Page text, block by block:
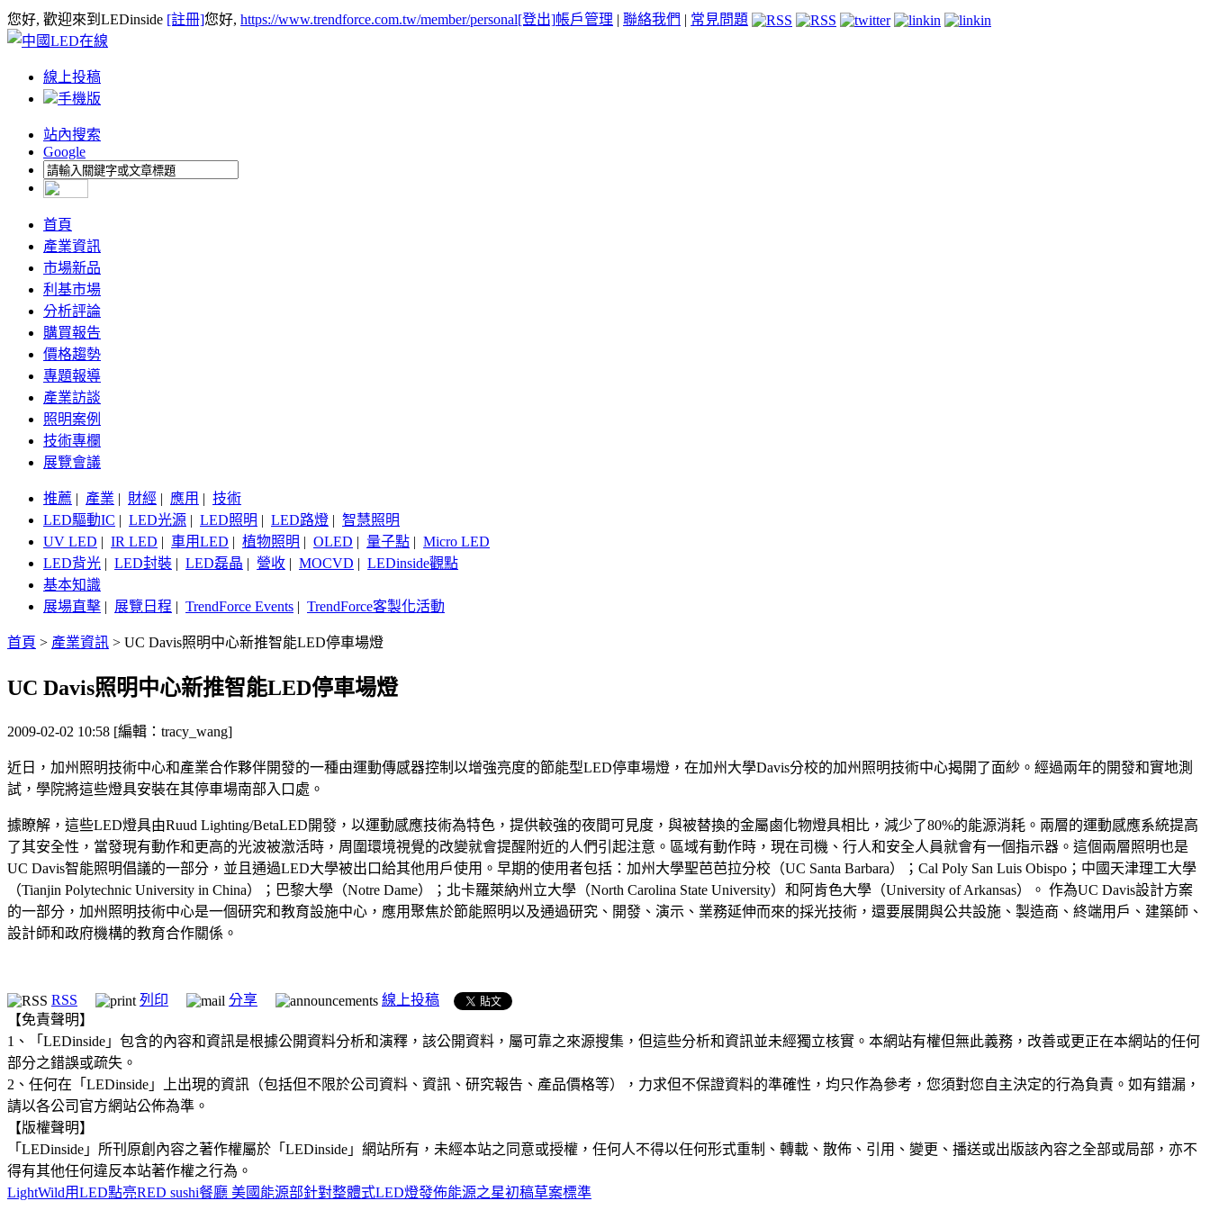
您好, 歡迎來到LEDinside [註冊]您好, https://www.trendforce.com.tw/member/personal[登出]帳戶管理 | 聯絡我們 | 常見問題
線上投稿
手機版
站內搜索
Google
首頁
產業資訊
市場新品
利基市場
分析評論
購買報告
價格趨勢
專題報導
產業訪談
照明案例
技術專欄
展覽會議
推薦 | 產業 | 財經 | 應用 | 技術
LED驅動IC | LED光源 | LED照明 | LED路燈 | 智慧照明
UV LED | IR LED | 車用LED | 植物照明 | OLED | 量子點 | Micro LED
LED背光 | LED封裝 | LED磊晶 | 營收 | MOCVD | LEDinside觀點
基本知識
展場直擊 | 展覽日程 | TrendForce Events | TrendForce客製化活動
首頁 > 產業資訊 > UC Davis照明中心新推智能LED停車場燈
UC Davis照明中心新推智能LED停車場燈
2009-02-02 10:58 [編輯：tracy_wang]
近日，加州照明技術中心和產業合作夥伴開發的一種由運動傳感器控制以增強亮度的節能型LED停車場燈，在加州大學Davis分校的加州照明技術中心揭開了面紗。經過兩年的開發和實地測
試，學院將這些燈具安裝在其停車場南部入口處。
據瞭解，這些LED燈具由Ruud Lighting/BetaLED開發，以運動感應技術為特色，提供較強的夜間可見度，與被替換的金屬鹵化物燈具相比，減少了80%的能源消耗。兩層的運動感應系統提高
了其安全性，當發現有動作和更高的光波被激活時，周圍環境視覺的改變就會提醒附近的人們引起注意。區域有動作時，現在司機、行人和安全人員就會有一個指示器。這個兩層照明也是
UC Davis智能照明倡議的一部分，並且通過LED大學被出口給其他用戶使用。早期的使用者包括：加州大學聖芭芭拉分校（UC Santa Barbara）；Cal Poly San Luis Obispo；中國天津理工大學
（Tianjin Polytechnic University in China）；巴黎大學（Notre Dame）；北卡羅萊納州立大學（North Carolina State University）和阿肯色大學（University of Arkansas）。 作為UC Davis設計方案
的一部分，加州照明技術中心是一個研究和教育設施中心，應用聚焦於節能照明以及通過研究、開發、演示、業務延伸而來的採光技術，還要展開與公共設施、製造商、終端用戶、建築師、
設計師和政府機構的教育合作關係。
RSS 列印 分享
線上投稿
【免責聲明】
1、「LEDinside」包含的內容和資訊是根據公開資料分析和演釋，該公開資料，屬可靠之來源搜集，但這些分析和資訊並未經獨立核實。本網站有權但無此義務，改善或更正在本網站的任何
部分之錯誤或疏失。
2、任何在「LEDinside」上出現的資訊（包括但不限於公司資料、資訊、研究報告、產品價格等），力求但不保證資料的準確性，均只作為參考，您須對您自主決定的行為負責。如有錯漏，
請以各公司官方網站公佈為準。
【版權聲明】
「LEDinside」所刊原創內容之著作權屬於「LEDinside」網站所有，未經本站之同意或授權，任何人不得以任何形式重制、轉載、散佈、引用、變更、播送或出版該內容之全部或局部，亦不
得有其他任何違反本站著作權之行為。
LightWild用LED點亮RED sushi餐廳 美國能源部針對整體式LED燈發佈能源之星初稿草案標準